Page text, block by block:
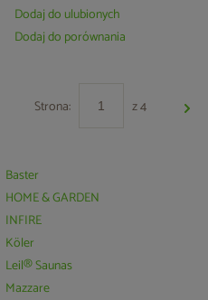
Dodaj do ulubionych
Dodaj do porównania
Strona: z 4
Baster
HOME & GARDEN
INFIRE
Köler
Leil® Saunas
Mazzare